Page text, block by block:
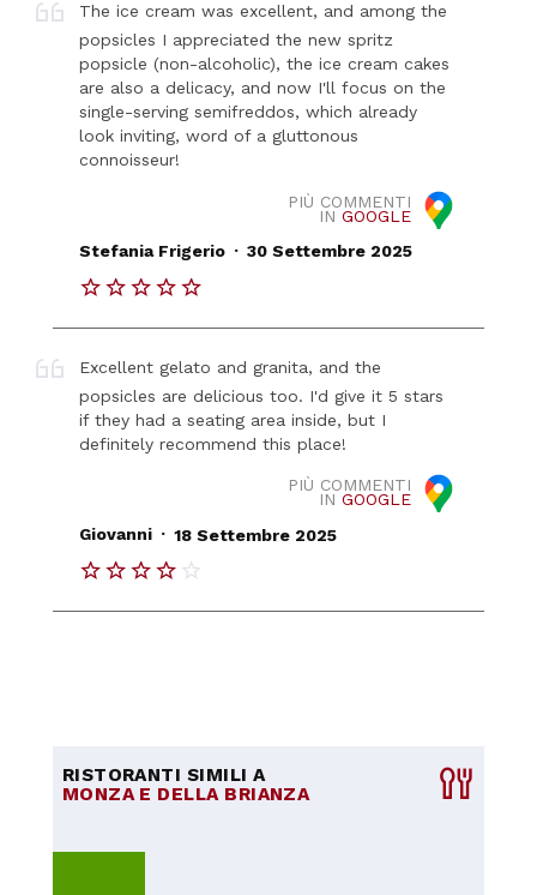
The ice cream was excellent, and among the
popsicles I appreciated the new spritz
popsicle (non-alcoholic), the ice cream cakes
are also a delicacy, and now I'll focus on the
single-serving semifreddos, which already
look inviting, word of a gluttonous
connoisseur!
PIÙ COMMENTI
IN GOOGLE
Stefania Frigerio . 30 Settembre 2025
Excellent gelato and granita, and the
popsicles are delicious too. I'd give it 5 stars
if they had a seating area inside, but I
definitely recommend this place!
PIÙ COMMENTI
IN GOOGLE
Giovanni . 18 Settembre 2025
RISTORANTI SIMILI A
MONZA E DELLA BRIANZA